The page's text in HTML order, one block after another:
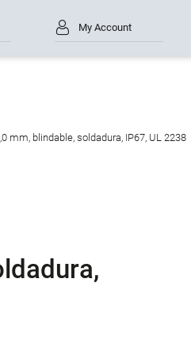
My Account
mm, blindable, soldadura, IP67, UL 2238